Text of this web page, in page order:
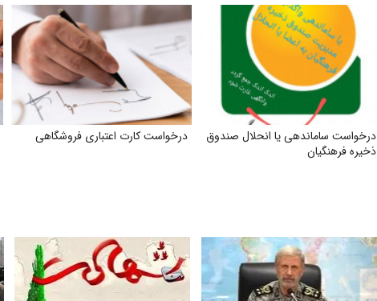
درخواست ساماندهی یا انحلال صندوق
ذخیره فرهنگیان
درخواست کارت اعتباری فروشگاهی